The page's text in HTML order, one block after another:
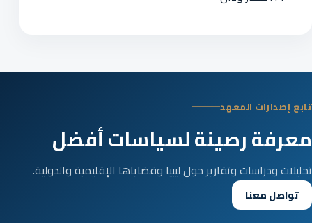
تابع إصدارات المعهد
معرفة رصينة لسياسات أفضل
تحليلات ودراسات وتقارير حول ليبيا وقضاياها الإقليمية والدولية.
تواصل معنا